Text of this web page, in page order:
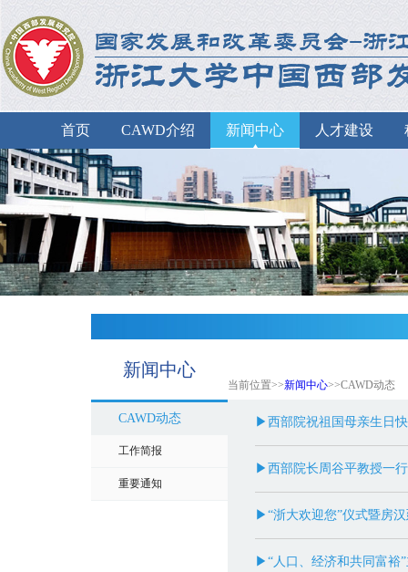
首页 CAWD介绍 新闻中心 人才建设
新闻中心
当前位置>>新闻中心>>CAWD动态
CAWD动态
工作简报
重要通知
▶西部院祝祖国母亲生日
▶西部院长周谷平教授一
▶“浙大欢迎您”仪式暨房
▶“人口、经济和共同富裕